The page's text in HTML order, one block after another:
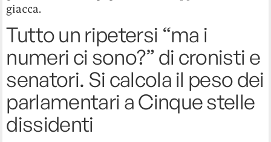
giacca.
Tutto un ripetersi “ma i
numeri ci sono?” di cronisti e
senatori. Si calcola il peso dei
parlamentari a Cinque stelle
dissidenti